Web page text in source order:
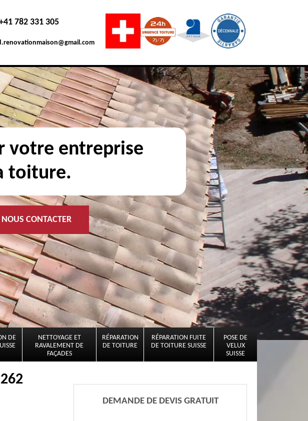
782 331 305
votre entreprise
toiture.
NOUS CONTACTER
DE
NETTOYAGE ET
RAVALEMENT DE
FAÇADES
RÉPARATION
DE TOITURE
RÉPARATION FUITE
DE TOITURE SUISSE
POSE DE
VELUX
SUISSE
DEMANDE DE DEVIS GRATUIT